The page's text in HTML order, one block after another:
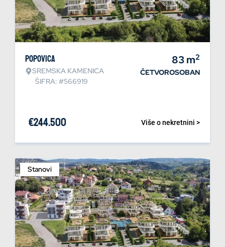
Popovica
SREMSKA KAMENICA
ŠIFRA: #566919
83m2
ČETVOROSOBAN
Više o nekretnini >
€244.500
Stanovi